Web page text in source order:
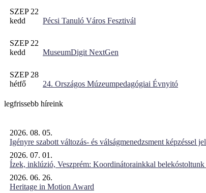
SZEP 22
kedd
Pécsi Tanuló Város Fesztivál
SZEP 22
kedd
MuseumDigit NextGen
SZEP 28
hétfő
24. Országos Múzeumpedagógiai Évnyitó
legfrissebb híreink
2026. 08. 05.
Igényre szabott változás- és válságmenedzsment képzéssel
2026. 07. 01.
Ízek, inklúzió, Veszprém: Koordinátorainkkal belekóstoltunk
2026. 06. 26.
Heritage in Motion Award